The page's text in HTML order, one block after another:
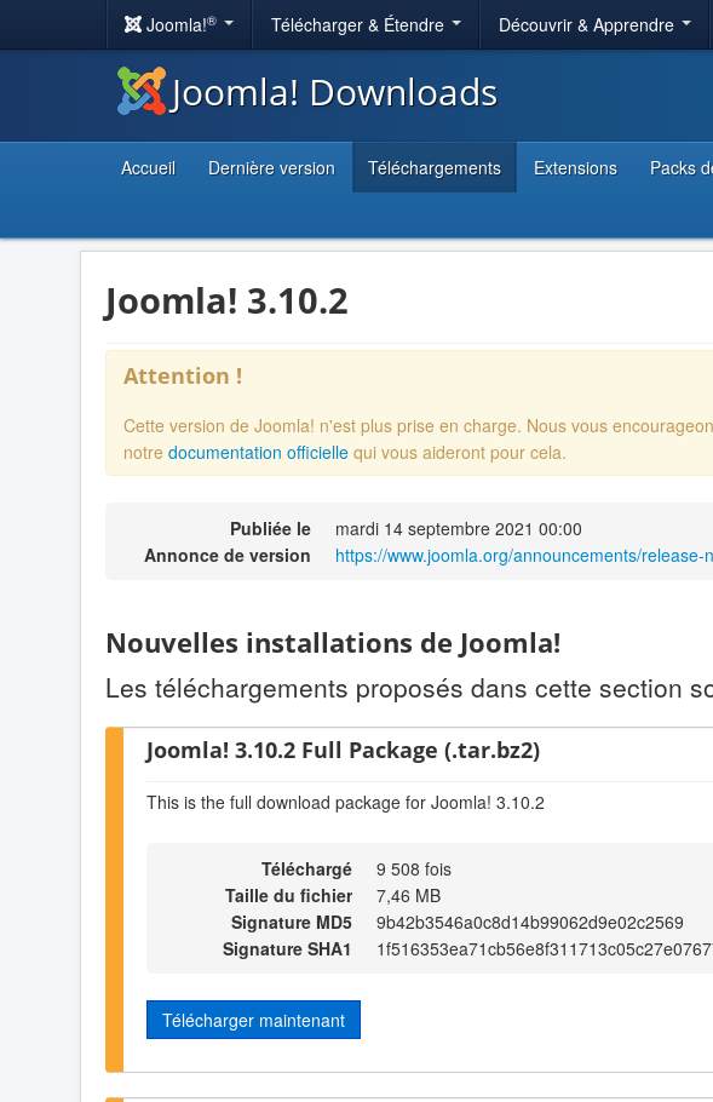
Joomla!® Télécharger & Étendre Découvrir & Apprendre
Joomla! Downloads
Accueil Dernière version Téléchargements Extensions Packs
Joomla! 3.10.2
Attention !
Cette version de Joomla! n'est plus prise en charge. Nous vous
notre documentation officielle qui vous aideront pour cela.
Publiée le
mardi 14 septembre 2021 00:00
Annonce de version
https://www.joomla.org/announcements/
Nouvelles installations de Joomla!
Les téléchargements proposés dans cette section
Joomla! 3.10.2 Full Package (.tar.bz2)
This is the full download package for Joomla! 3.10.2
Téléchargé
9 508 fois
Taille du fichier
7,46 MB
Signature MD5
9b42b3546a0c8d14b99062d9e02c2569
Signature SHA1
Télécharger maintenant